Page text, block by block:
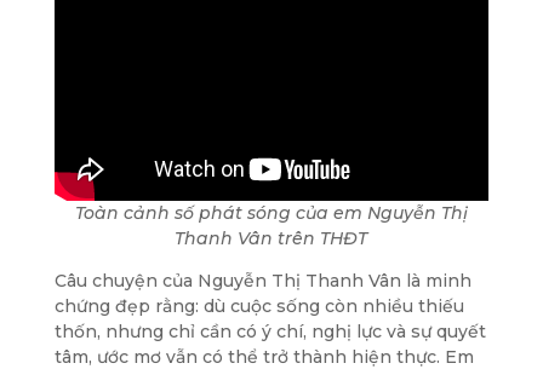
Toàn cảnh số phát sóng của em Nguyễn Thị
Thanh Vân trên THĐT
Câu chuyện của Nguyễn Thị Thanh Vân là minh
chứng đẹp rằng: dù cuộc sống còn nhiều thiếu
thốn, nhưng chỉ cần có ý chí, nghị lực và sự quyết
tâm, ước mơ vẫn có thể trở thành hiện thực. Em